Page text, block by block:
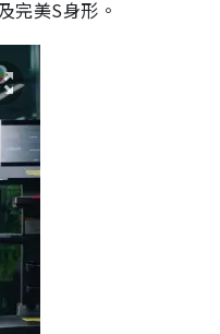
完美S身形。